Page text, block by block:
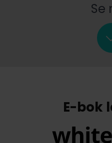
Se
E-bok